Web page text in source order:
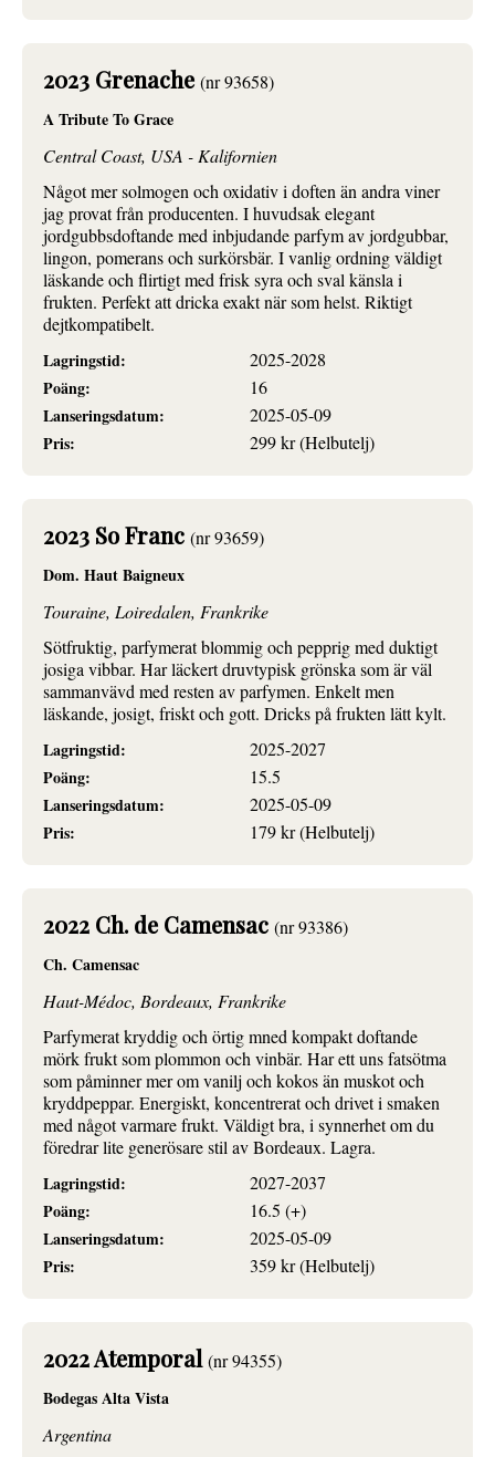
2023 Grenache (nr 93658)
A Tribute To Grace
Central Coast, USA - Kalifornien
Något mer solmogen och oxidativ i doften än andra viner
jag provat från producenten. I huvudsak elegant
jordgubbsdoftande med inbjudande parfym av jordgubbar,
lingon, pomerans och surkörsbär. I vanlig ordning väldigt
läskande och flirtigt med frisk syra och sval känsla i
frukten. Perfekt att dricka exakt när som helst. Riktigt
dejtkompatibelt.
Lagringstid:
2025-2028
Poäng:
16
Lanseringsdatum:
2025-05-09
Pris:
299 kr (Helbutelj)
2023 So Franc (nr 93659)
Dom. Haut Baigneux
Touraine, Loiredalen, Frankrike
Sötfruktig, parfymerat blommig och pepprig med duktigt
josiga vibbar. Har läckert druvtypisk grönska som är väl
sammanvävd med resten av parfymen. Enkelt men
läskande, josigt, friskt och gott. Dricks på frukten lätt kylt.
Lagringstid:
2025-2027
Poäng:
15.5
Lanseringsdatum:
2025-05-09
Pris:
179 kr (Helbutelj)
2022 Ch. de Camensac (nr 93386)
Ch. Camensac
Haut-Médoc, Bordeaux, Frankrike
Parfymerat kryddig och örtig mned kompakt doftande
mörk frukt som plommon och vinbär. Har ett uns fatsötma
som påminner mer om vanilj och kokos än muskot och
kryddpeppar. Energiskt, koncentrerat och drivet i smaken
med något varmare frukt. Väldigt bra, i synnerhet om du
föredrar lite generösare stil av Bordeaux. Lagra.
Lagringstid:
2027-2037
Poäng:
16.5 (+)
Lanseringsdatum:
2025-05-09
Pris:
359 kr (Helbutelj)
2022 Atemporal(nr 94355)
Bodegas Alta Vista
Argentina